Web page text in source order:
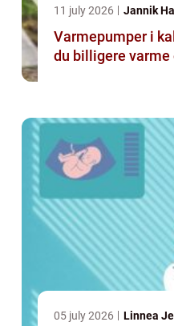
11 july 2026 Jannik
Varmepumper i
du billigere
05 july 2026 Linnea